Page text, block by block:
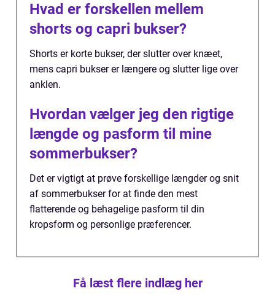
Hvad er forskellen mellem
shorts og capri bukser?
Shorts er korte bukser, der slutter over knæet,
mens capri bukser er længere og slutter lige over
anklen.
Hvordan vælger jeg den rigtige
længde og pasform til mine
sommerbukser?
Det er vigtigt at prøve forskellige længder og snit
af sommerbukser for at finde den mest
flatterende og behagelige pasform til din
kropsform og personlige præferencer.
Få læst flere indlæg her